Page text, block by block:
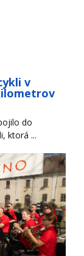
v
do
ktorá ...